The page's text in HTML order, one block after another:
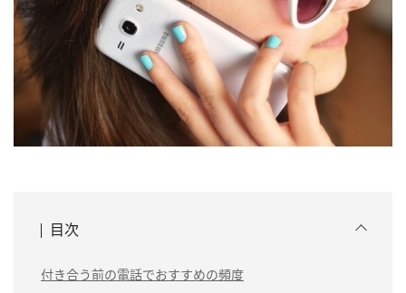
目次
付き合う前の電話でおすすめの頻度